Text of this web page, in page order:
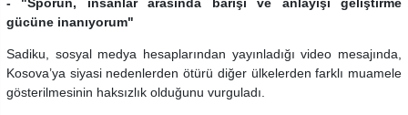
gücüne inanıyorum"
Sadiku, sosyal medya hesaplarından yayınladığı video mesajında,
Kosova’ya siyasi nedenlerden ötürü diğer ülkelerden farklı muamele
gösterilmesinin haksızlık olduğunu vurguladı.